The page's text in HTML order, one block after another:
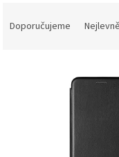
Doporučujeme